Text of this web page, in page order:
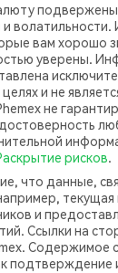
волатильности.
вам хорошо
уверены.
и не
не
рисков.
что данные,
текущая
и
Ссылки на
Содержимое
подтверждение